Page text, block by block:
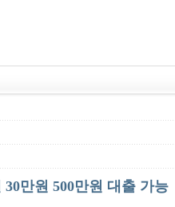
만원 500만원 대출 가능